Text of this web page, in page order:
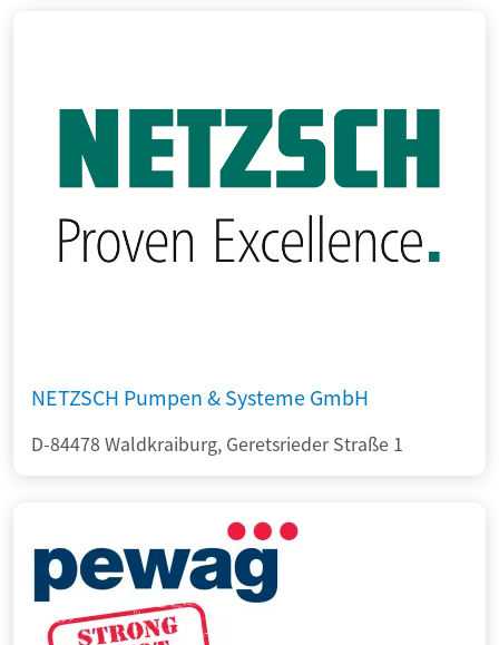
NETZSCH Pumpen & Systeme GmbH
D-84478 Waldkraiburg, Geretsrieder Straße 1